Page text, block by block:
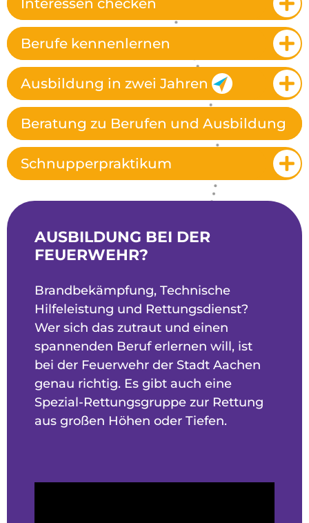
Interessen checken
Berufe kennenlernen
Ausbildung in zwei Jahren
Beratung zu Berufen und Ausbildung
Schnupperpraktikum
AUSBILDUNG BEI DER
FEUERWEHR?
Brandbekämpfung, Technische
Hilfeleistung und Rettungsdienst?
Wer sich das zutraut und einen
spannenden Beruf erlernen will, ist
bei der Feuerwehr der Stadt Aachen
genau richtig. Es gibt auch eine
Spezial-Rettungsgruppe zur Rettung
aus großen Höhen oder Tiefen.